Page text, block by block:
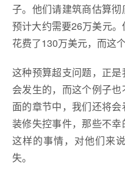
子。他们请建筑商估算
预计大约需要26万美元
花费了130万美元，而这
这种预算超支问题，正
会发生的，而这个例子
面的章节中，我们还将
装修失控事件，那些不
这样的事情，对他们来
失。